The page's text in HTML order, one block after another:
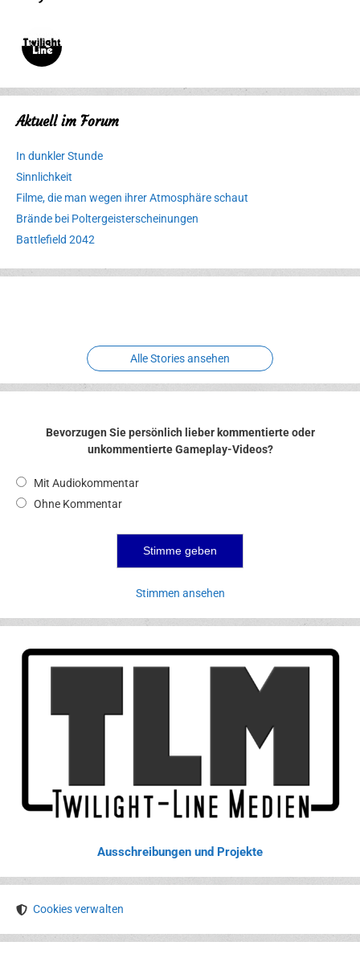
Aktuell im Forum
In dunkler Stunde
Sinnlichkeit
Filme, die man wegen ihrer Atmosphäre schaut
Brände bei Poltergeisterscheinungen
Battlefield 2042
Erlebnispark
Verbotene
Alle Stories ansehen
Bevorzugen Sie persönlich lieber kommentierte oder
unkommentierte Gameplay-Videos?
Mit Audiokommentar
Ohne Kommentar
Stimmen ansehen
Ausschreibungen und Projekte
Cookies verwalten